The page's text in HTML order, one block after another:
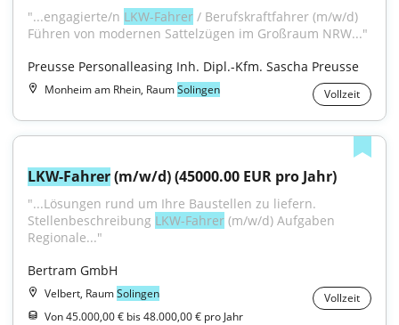
"...engagierte/n LKW-Fahrer / Berufskraftfahrer (m/w/d)
Führen von modernen Sattelzügen im Großraum NRW..."
Preusse Personalleasing Inh. Dipl.-Kfm. Sascha Preusse
Monheim am Rhein, RaumSolingen Vollzeit
LKW-Fahrer (m/w/d) (45000.00 EUR pro Jahr)
"...Lösungen rund um Ihre Baustellen zu liefern.
Stellenbeschreibung LKW-Fahrer (m/w/d) Aufgaben
Regionale..."
Bertram GmbH
Velbert, RaumSolingen
Vollzeit
Von 45.000,00 € bis 48.000,00 € pro Jahr